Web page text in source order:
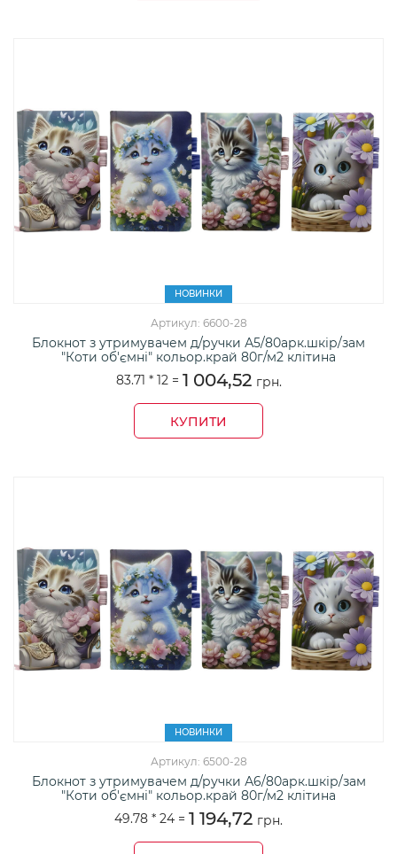
НОВИНКИ
Артикул: 6600-28
Блокнот з утримувачем д/ручки А5/80арк.шкір/зам
"Коти об'ємні" кольор.край 80г/м2 клітина
83.71 * 12= 1 004,52 грн.
КУПИТИ
НОВИНКИ
Артикул: 6500-28
Блокнот з утримувачем д/ручки А6/80арк.шкір/зам
"Коти об'ємні" кольор.край 80г/м2 клітина
49.78 * 24 = 1 194,72 грн.